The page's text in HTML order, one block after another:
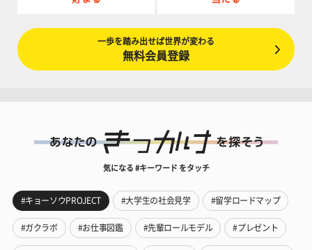
一歩を踏み出せば世界が変わる
無料会員登録
気になる #キーワード をタッチ
#キョーソウPROJECT #大学生の社会見学 #留学ロードマップ
#ガクラボ #お仕事図鑑 #先輩ロールモデル #プレゼント